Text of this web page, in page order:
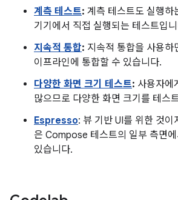
계측 테스트: 계측 테스트도 실행하
기기에서 직접 실행되는 테스트입
지속적 통합: 지속적 통합을 사용하
이프라인에 통합할 수 있습니다.
다양한 화면 크기 테스트: 사용자에
많으므로 다양한 화면 크기를 테스
Espresso: 뷰 기반 UI를 위한 것
은 Compose 테스트의 일부 측면
있습니다.